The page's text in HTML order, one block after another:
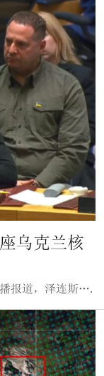
乌克兰核
报道，泽连斯….